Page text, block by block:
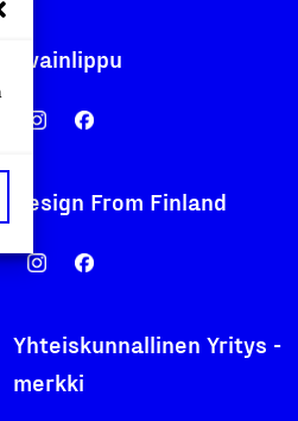
Avainlippu
Design From Finland
Yhteiskunnallinen Yritys -
merkki